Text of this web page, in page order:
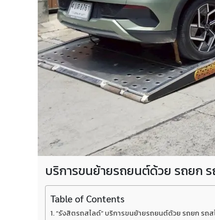
บริการขนย้ายรถยนต์ด้วย รถยก
Table of Contents
“รังสิตรถสไลด์” บริการขนย้ายรถยนต์ด้วย รถยก รถ